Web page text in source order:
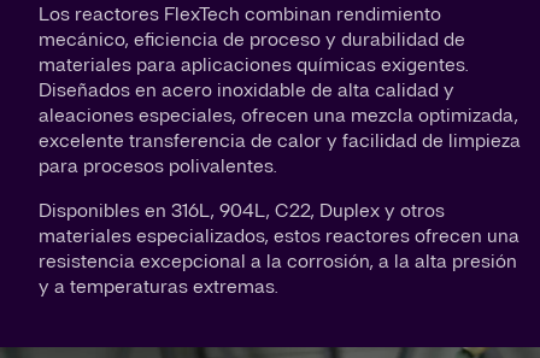
Los reactores FlexTech combinan rendimiento
mecánico, eficiencia de proceso y durabilidad de
materiales para aplicaciones químicas exigentes.
Diseñados en acero inoxidable de alta calidad y
aleaciones especiales, ofrecen una mezcla optimizada,
excelente transferencia de calor y facilidad de limpieza
para procesos polivalentes.
Disponibles en 316L, 904L, C22, Duplex y otros
materiales especializados, estos reactores ofrecen una
resistencia excepcional a la corrosión, a la alta presión
y a temperaturas extremas.